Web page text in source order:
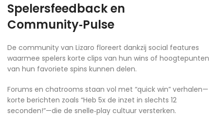
Spelersfeedback en
Community‑Pulse
De community van Lizaro floreert dankzij social features
waarmee spelers korte clips van hun wins of hoogtepunten
van hun favoriete spins kunnen delen.
Forums en chatrooms staan vol met “quick win” verhalen—
korte berichten zoals “Heb 5x de inzet in slechts 12
seconden!”—die de snelle‑play cultuur versterken.